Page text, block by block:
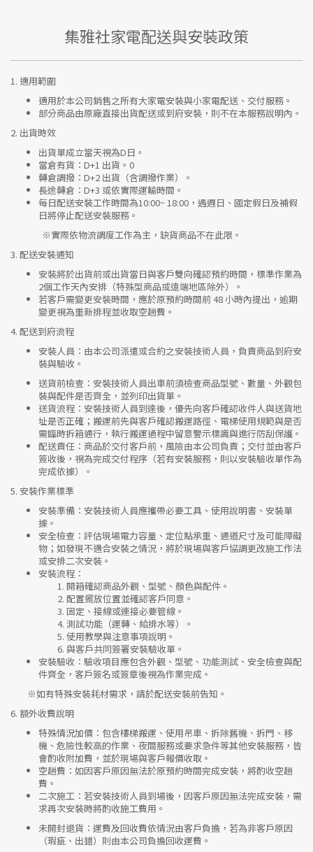
集雅社家電配送與安裝政策
1. 適用範圍
適用於本公司銷售之所有大家電安裝與小家電配送、交付服務。
部分商品由原廠直接出貨配送或到府安裝，則不在本服務說明內。
2. 出貨時效
出貨單成立當天視為D日。
當倉有貨： D+1 出貨。0
轉倉調撥： D+2 出貨（含調撥作業）。
長途轉倉： D+3 或依實際運輸時間。
每日配送安裝工作時間為10:00~ 18:00，遇週日、國定假日及補假
日將停止配送安裝服務。
※實際依物流調度工作為主，缺貨商品不在此限。
3. 配送安裝通知
安裝將於出貨前或出貨當日與客戶雙向確認預約時間，標準作業為
2個工作天內安排（特殊型商品或遠端地區除外）。
若客戶需變更安裝時間，應於原預約時間前 48 小時內提出，逾期
變更視為重新排程並收取空趟費。
4. 配送到府流程
安裝人員 ：由本公司派遣或合約之安裝技術人員，負責商品到府安
裝與驗收。
送貨前檢查 ：安裝技術人員出車前須檢查商品型號、數量、外觀包
裝與配件是否齊全，並列印出貨單。
送貨流程 ：安裝技術人員到達後，優先向客戶確認收件人與送貨地
址是否正確；搬運前先與客戶確認搬運路徑、電梯使用規範與是否
需臨時拆箱通行，執行搬運過程中留意警示標識與進行防刮保護。
配送責任 ：商品於交付客戶前，風險由本公司負責；交付並由客戶
簽收後，視為完成交付程序（若有安裝服務，則以安裝驗收單作為
完成依據）。
5. 安裝作業標準
安裝準備 ：安裝技術人員應攜帶必要工具、使用說明書、安裝單
據。
安全檢查 ：評估現場電力容量、定位點承重、通道尺寸及可能障礙
物；如發現不適合安裝之情況，將於現場與客戶協調更改施工作法
或安排二次安裝。
安裝流程 ：
開箱確認商品外觀、型號、顏色與配件。
配置擺放位置並確認客戶同意。
固定、接線或連接必要管線。
測試功能（運轉、給排水等）。
使用教學與注意事項說明。
與客戶共同簽署安裝驗收單。
安裝驗收 ：驗收項目應包含外觀、型號、功能測試、安全檢查與配
件齊全，客戶簽名或簽章後視為作業完成。
※如有特殊安裝耗材需求，請於配送安裝前告知。
6. 額外收費說明
特殊情況加價 ：包含樓梯搬運、使用吊車、拆除舊機、拆門、移
機、危險性較高的作業、夜間服務或要求急件等其他安裝服務，皆
會酌收附加費，並於現場與客戶報價收取。
空趟費 ：如因客戶原因無法於原預約時間完成安裝，將酌收空趟
費。
二次施工 ：若安裝技術人員到場後，因客戶原因無法完成安裝，需
求再次安裝時將酌收施工費用。
未開封退貨 ：運費及回收費依情況由客戶負擔，若為非客戶原因
（瑕疵、出錯）則由本公司負擔回收運費。